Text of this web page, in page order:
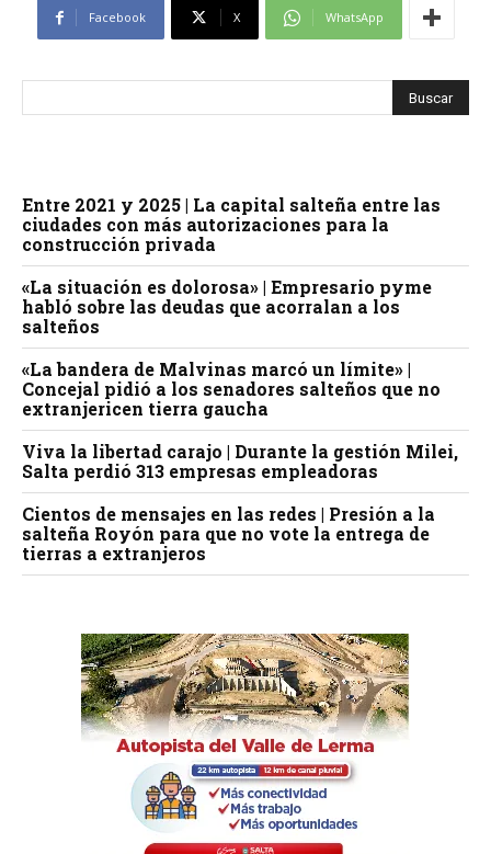
Facebook X WhatsApp
Entre 2021 y 2025 | La capital salteña entre las
ciudades con más autorizaciones para la
construcción privada
«La situación es dolorosa» | Empresario pyme
habló sobre las deudas que acorralan a los
salteños
«La bandera de Malvinas marcó un límite» |
Concejal pidió a los senadores salteños que no
extranjericen tierra gaucha
Viva la libertad carajo | Durante la gestión Milei,
Salta perdió 313 empresas empleadoras
Cientos de mensajes en las redes | Presión a la
salteña Royón para que no vote la entrega de
tierras a extranjeros